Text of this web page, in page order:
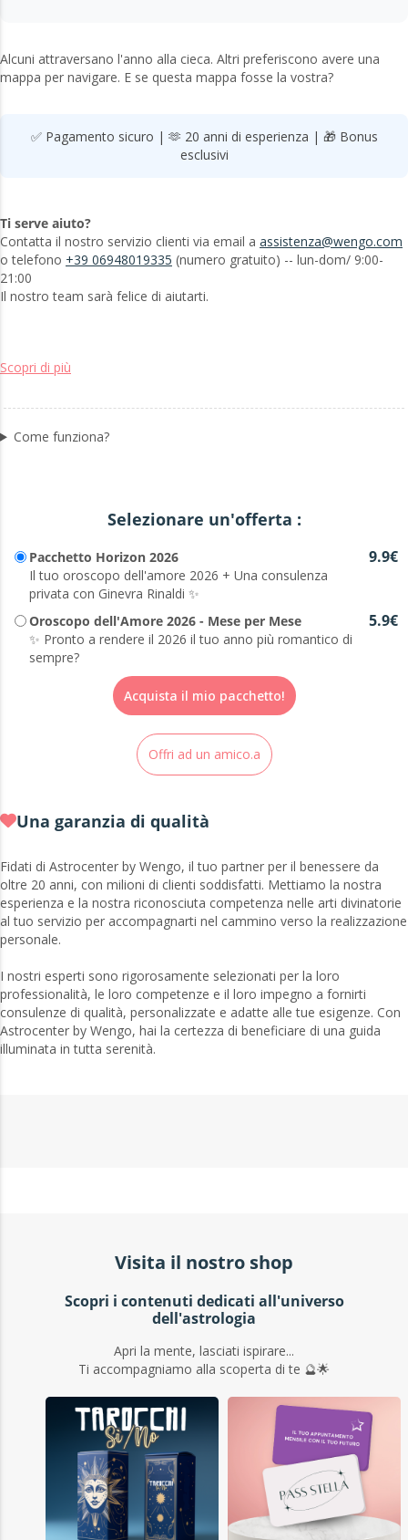
Alcuni attraversano l'anno alla cieca. Altri preferiscono avere una
mappa per navigare. E se questa mappa fosse la vostra?
✅ Pagamento sicuro | 🫶 20 anni di esperienza | 🎁 Bonus
esclusivi
Ti serve aiuto?
Contatta il nostro servizio clienti via email a assistenza@wengo.com
o telefono +39 06948019335
21:00
Il nostro team sarà felice di aiutarti.
Scopri di più
Come funziona?
Selezionare un'offerta :
Pacchetto Horizon 2026
Il tuo oroscopo dell'amore 2026 + Una consulenza
privata con Ginevra Rinaldi ✨
9.9€
Oroscopo dell'Amore 2026 - Mese per Mese
✨ Pronto a rendere il 2026 il tuo anno più romantico di
sempre?
5.9€
Acquista il mio pacchetto!
Offri ad un amico.a
Una garanzia di qualità
Fidati di Astrocenter by Wengo, il tuo partner per il benessere da
oltre 20 anni, con milioni di clienti soddisfatti. Mettiamo la nostra
esperienza e la nostra riconosciuta competenza nelle arti divinatorie
al tuo servizio per accompagnarti nel cammino verso la realizzazione
personale.
I nostri esperti sono rigorosamente selezionati per la loro
professionalità, le loro competenze e il loro impegno a fornirti
consulenze di qualità, personalizzate e adatte alle tue esigenze. Con
Astrocenter by Wengo, hai la certezza di beneficiare di una guida
illuminata in tutta serenità.
Visita il nostro shop
Scopri i contenuti dedicati all'universo
dell'astrologia
Apri la mente, lasciati ispirare...
Ti accompagniamo alla scoperta di te 🔮🌟